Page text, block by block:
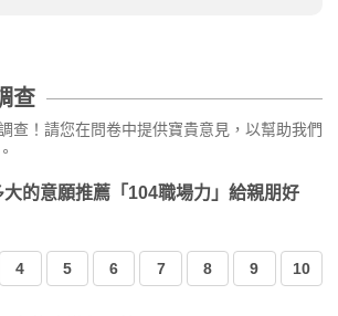
查
查！請您在問卷中提供寶貴意見，以幫助我們
的意願推薦「104職場力」給親朋好
4 5 6 7 8 9 10